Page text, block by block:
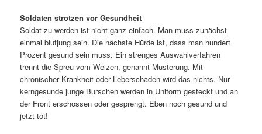
Soldaten strotzen vor Gesundheit
Soldat zu werden ist nicht ganz einfach. Man muss zunächst
einmal blutjung sein. Die nächste Hürde ist, dass man hundert
Prozent gesund sein muss. Ein strenges Auswahlverfahren
trennt die Spreu vom Weizen, genannt Musterung. Mit
chronischer Krankheit oder Leberschaden wird das nichts. Nur
kerngesunde junge Burschen werden in Uniform gesteckt und an
der Front erschossen oder gesprengt. Eben noch gesund und
jetzt tot!